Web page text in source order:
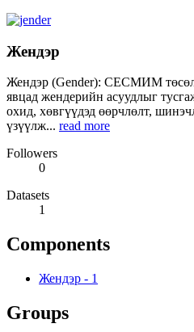
Жендэр
Жендэр (Gender): СЕСМИМ төсөл
явцад жендерийн асуудлыг
охид, хөвгүүдэд өөрчлөлт,
үзүүлж... read more
Followers
0
Datasets
1
Components
Жендэр - 1
Groups